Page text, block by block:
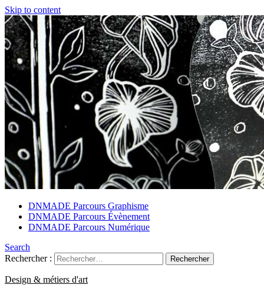
Skip to content
DNMADE Parcours Graphisme
DNMADE Parcours Évènement
DNMADE Parcours Numérique
Search
Rechercher :
Design & métiers d'art